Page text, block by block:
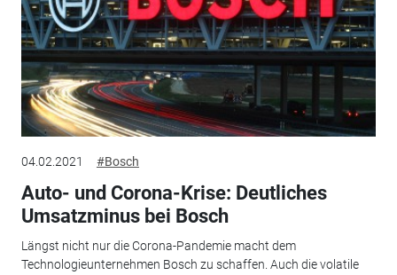
04.02.2021 #Bosch
Auto- und Corona-Krise: Deutliches
Umsatzminus bei Bosch
Längst nicht nur die Corona-Pandemie macht dem
Technologieunternehmen Bosch zu schaffen. Auch die volatile